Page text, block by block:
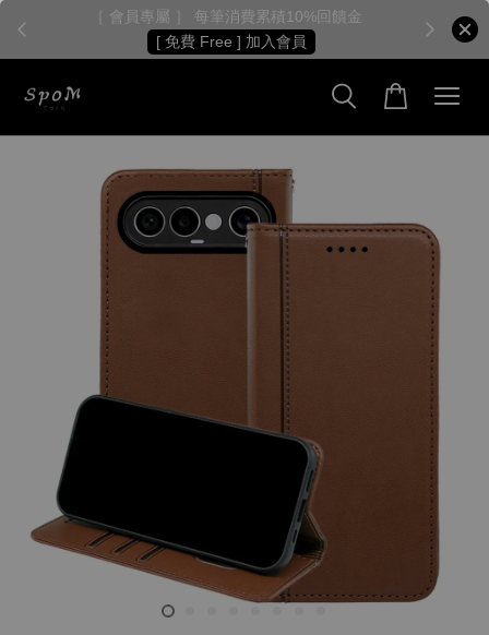
［ 會員專屬 ］ 每筆消費累積10%回饋金
[ 免費 Free ] 加入會員